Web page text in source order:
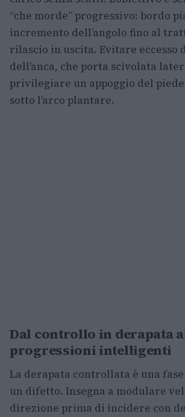
“che morde” progressivo: bordo
incremento dell’angolo fino al
rilascio in uscita. Evitare eccesso
dell’anca, che porta scivolata
privilegiare un appoggio del
sotto l’arco plantare.
Dal controllo in derapata
progressioni intelligenti
La derapata controllata è una
un difetto. Insegna a modulare
direzione prima di incidere con